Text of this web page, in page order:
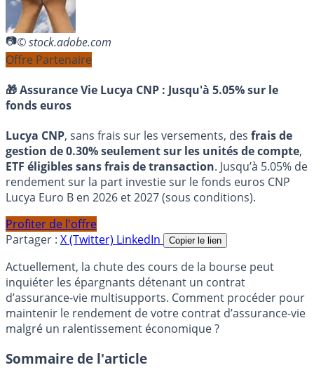
© stock.adobe.com
Offre Partenaire
🎁 Assurance Vie Lucya CNP : Jusqu'à 5.05% sur le
fonds euros
Lucya CNP, sans frais sur les versements, des frais de
gestion de 0.30% seulement sur les unités de compte,
ETF éligibles sans frais de transaction. Jusqu’à 5.05% de
rendement sur la part investie sur le fonds euros CNP
Lucya Euro B en 2026 et 2027 (sous conditions).
Profiter de l'offre
Partager : X (Twitter) LinkedIn Copier le lien
Actuellement, la chute des cours de la bourse peut
inquiéter les épargnants détenant un contrat
d’assurance-vie multisupports. Comment procéder pour
maintenir le rendement de votre contrat d’assurance-vie
malgré un ralentissement économique ?
Sommaire de l'article